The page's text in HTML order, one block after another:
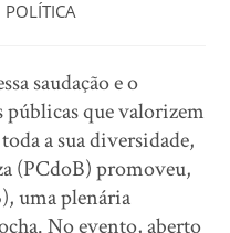
POLÍTICA
saudação e o
que valorizem
a sua diversidade,
(PCdoB) promoveu,
uma plenária
No evento, aberto